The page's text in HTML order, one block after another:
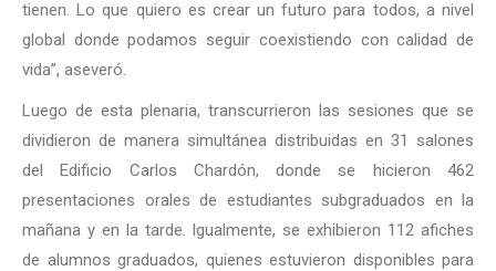
tienen. Lo que quiero es crear un futuro para todos, a nivel
global donde podamos seguir coexistiendo con calidad de
vida”, aseveró.
Luego de esta plenaria, transcurrieron las sesiones que se
dividieron de manera simultánea distribuidas en 31 salones
del Edificio Carlos Chardón, donde se hicieron 462
presentaciones orales de estudiantes subgraduados en la
mañana y en la tarde. Igualmente, se exhibieron 112 afiches
de alumnos graduados, quienes estuvieron disponibles para